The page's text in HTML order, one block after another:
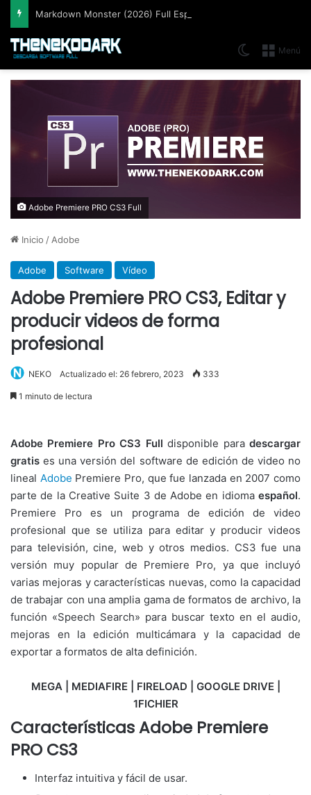
Markdown Monster (2026) Full Español [Mega]
Menú
Switch skin
Adobe Premiere PRO CS3 Full
Inicio /Adobe
Adobe Software Vídeo
Adobe Premiere PRO CS3, Editar y
producir videos de forma
profesional
NEKO Actualizado el: 26 febrero, 2023 333
1 minuto de lectura
Adobe Premiere Pro CS3 Full disponible paradescargar
gratises una versión del software de edición de video no
lineal Adobe Premiere Pro, que fue lanzada en 2007 como
parte de la Creative Suite 3 de Adobe en idioma español.
Premiere Pro es un programa de edición de video
profesional que se utiliza para editar y producir videos
para televisión, cine, web y otros medios. CS3 fue una
versión muy popular de Premiere Pro, ya que incluyó
varias mejoras y características nuevas, como la capacidad
de trabajar con una amplia gama de formatos de archivo, la
función «Speech Search» para buscar texto en el audio,
mejoras en la edición multicámara y la capacidad de
exportar a formatos de alta definición.
MEGA | MEDIAFIRE | FIRELOAD | GOOGLE DRIVE |
1FICHIER
Características Adobe Premiere
PRO CS3
Interfaz intuitiva y fácil de usar.